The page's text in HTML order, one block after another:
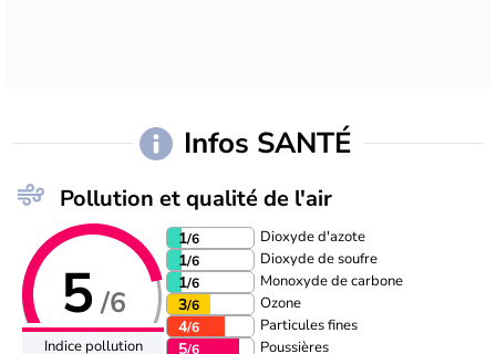
Infos SANTÉ
Pollution et qualité de l'air
5 /6
Indice pollution
1/6 Dioxyde d'azote
1/6 Dioxyde de soufre
1/6 Monoxyde de carbone
3/6 Ozone
4/6 Particules fines
5/6 Poussières